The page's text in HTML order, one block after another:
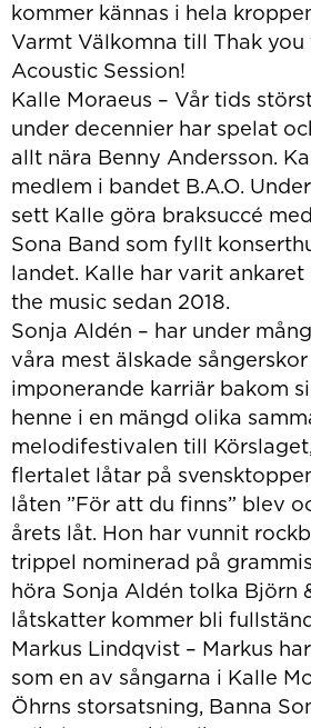
kommer kännas i hela
Varmt Välkomna till Thak
Acoustic Session!
Kalle Moraeus – Vår tids
under decennier har spelat
allt nära Benny Andersson.
medlem i bandet B.A.O.
sett Kalle göra braksuccé
Sona Band som fyllt
landet. Kalle har varit
the music sedan 2018.
Sonja Aldén – har under
våra mest älskade
imponerande karriär bakom
henne i en mängd olika
melodifestivalen till
flertalet låtar på
låten ”För att du finns” blev
årets låt. Hon har vunnit
trippel nominerad på
höra Sonja Aldén tolka Björn
låtskatter kommer bli
Markus Lindqvist – Markus
som en av sångarna i Kalle
Öhrns storsatsning, Banna